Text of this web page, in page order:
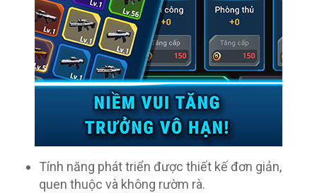
Tính năng phát triển được thiết kế đơn giản,
quen thuộc và không rườm rà.